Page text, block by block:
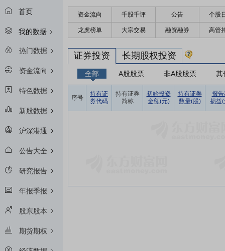
首页
我的数据
热门数据
资金流向
特色数据
新股数据
沪深港通
公告大全
研究报告
年报季报
股东股本
期货期权
资金流向 千股千评 公告 个股
龙虎榜单 大宗交易 融资融券 高管
证券投资 长期股权投资
全部 A股股票 非A股股票 其
序号
持有证
券代码
持有证券
简称
初始投资
金额(元)
持有证券
数量(股)
报告
损益(